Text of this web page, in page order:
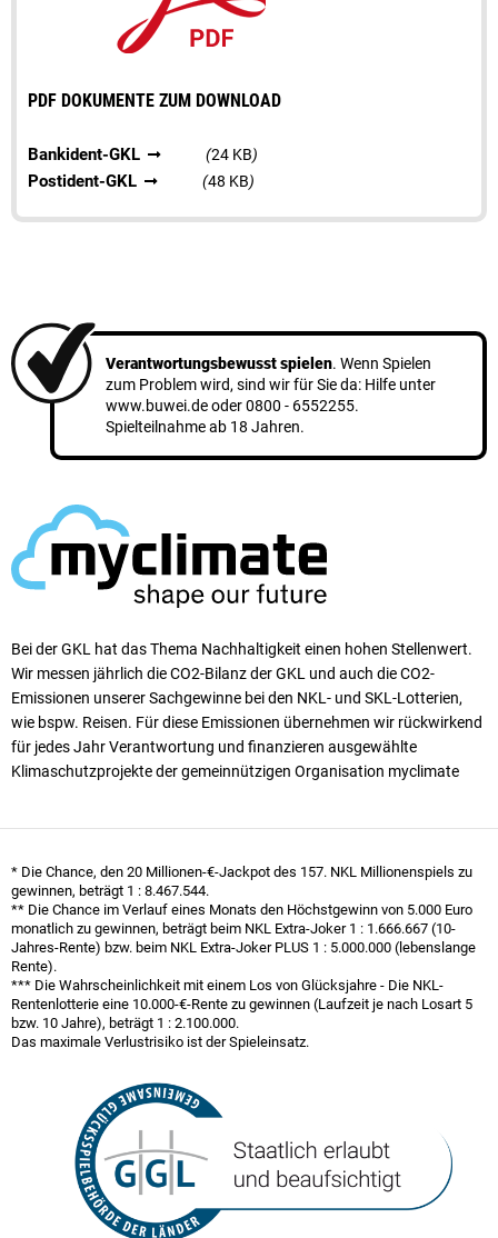
PDF DOKUMENTE ZUM DOWNLOAD
Bankident-GKL (24 KB)
Postident-GKL (48 KB)
Verantwortungsbewusst spielen. Wenn Spielen
zum Problem wird, sind wir für Sie da: Hilfe unter
www.buwei.deoder0800 - 6552255.
Spielteilnahme ab 18 Jahren.
Bei der GKL hat das Thema Nachhaltigkeit einen ho­hen Stellen­wert.
Wir messen jährlich die CO2-Bilanz der GKL und auch die CO2-
Emissionen unserer Sach­ge­winne bei den NKL- und SKL-Lotterien,
wie bspw. Reisen. Für diese Emissionen übernehmen wir rück­wirkend
für jedes Jahr Verantwortung und finanzieren ausgewählte
Klimaschutzprojekte der gemeinnützigen Organisation myclimate
* Die Chance, den 20 Millionen-€-Jackpot des 157. NKL Millionen­spiels zu
gewinnen, beträgt 1 : 8.467.544.
** Die Chance im Verlauf eines Monats den Höchst­gewinn von 5.000 Euro
monatlich zu gewinnen, beträgt beim NKL Extra-Joker 1 : 1.666.667 (10-
Jahres-Rente) bzw. beim NKL Extra-Joker PLUS 1 : 5.000.000 (lebenslange
Rente).
*** Die Wahrscheinlichkeit mit einem Los von Glücksjahre - Die NKL-
Rentenlotterie eine 10.000-€-Rente zu gewinnen (Laufzeit je nach Losart 5
bzw. 10 Jahre), beträgt 1 : 2.100.000.
Das maximale Verlustrisiko ist der Spieleinsatz.